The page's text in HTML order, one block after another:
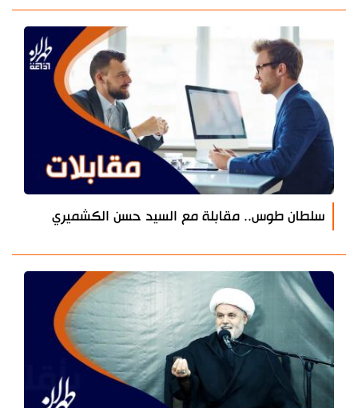
سلطان طوس.. مقابلة مع السيد حسن الكشميري